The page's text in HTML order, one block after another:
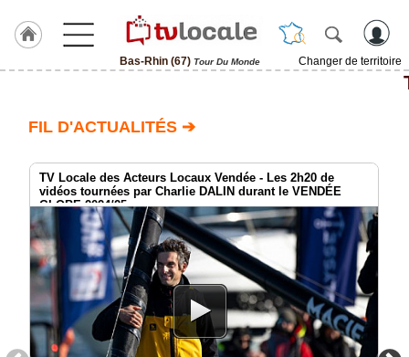
Bas-Rhin (67) Tour Du Monde
Changer de territoire
TvLocale
France
Accueil
RUBRIQUES
FIL D'ACTUALITÉS ➔
TV Locale des Acteurs Locaux Vendée - Les 2h20 de
vidéos tournées par Charlie DALIN durant le VENDÉE
GLOBE 2024/25